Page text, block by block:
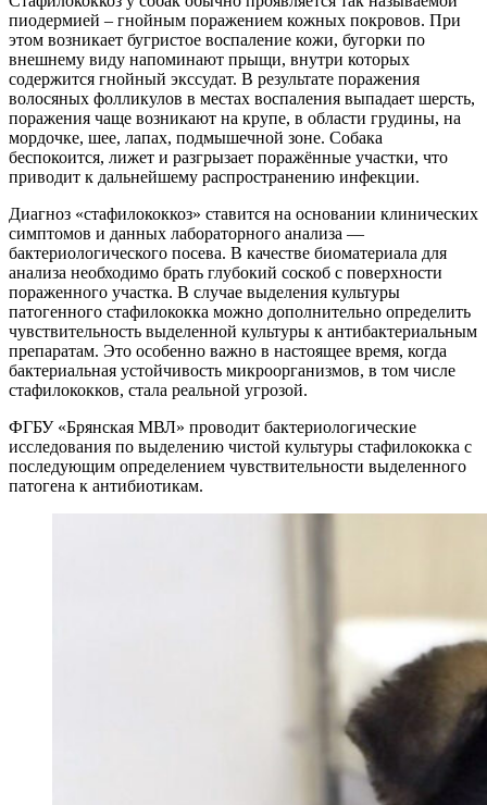
пиодермией – гнойным поражением кожных покровов. При
этом возникает бугристое воспаление кожи, бугорки по
внешнему виду напоминают прыщи, внутри которых
содержится гнойный экссудат. В результате поражения
волосяных фолликулов в местах воспаления выпадает шерсть,
поражения чаще возникают на крупе, в области грудины, на
мордочке, шее, лапах, подмышечной зоне. Собака
беспокоится, лижет и разгрызает поражённые участки, что
приводит к дальнейшему распространению инфекции.
Диагноз «стафилококкоз» ставится на основании клинических
симптомов и данных лабораторного анализа —
бактериологического посева. В качестве биоматериала для
анализа необходимо брать глубокий соскоб с поверхности
пораженного участка. В случае выделения культуры
патогенного стафилококка можно дополнительно определить
чувствительность выделенной культуры к антибактериальным
препаратам. Это особенно важно в настоящее время, когда
бактериальная устойчивость микроорганизмов, в том числе
стафилококков, стала реальной угрозой.
ФГБУ «Брянская МВЛ» проводит бактериологические
исследования по выделению чистой культуры стафилококка с
последующим определением чувствительности выделенного
патогена к антибиотикам.